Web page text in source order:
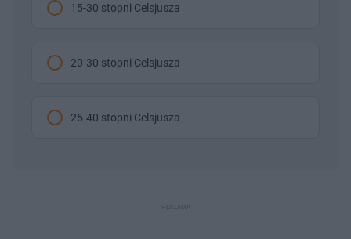
15-30 stopni Celsjusza
20-30 stopni Celsjusza
25-40 stopni Celsjusza